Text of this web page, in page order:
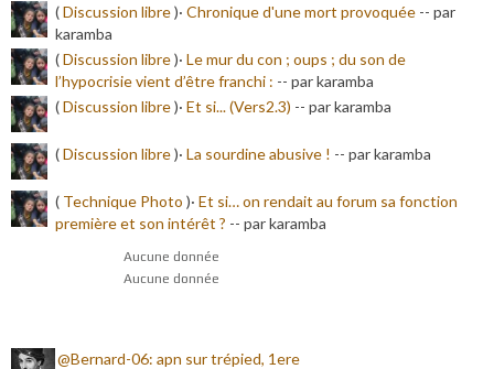
(Discussion libre)· Chronique d'une mort provoquée -- par
karamba
(Discussion libre)· Le mur du con ; oups ; du son de
l’hypocrisie vient d’être franchi : -- par karamba
(Discussion libre)· Et si... (Vers2.3) -- par karamba
(Discussion libre)· La sourdine abusive ! -- par karamba
( Technique Photo )· Et si… on rendait au forum sa fonction
première et son intérêt ? -- par karamba
Aucune donnée
Aucune donnée
@Bernard-06: apn sur trépied, 1ere